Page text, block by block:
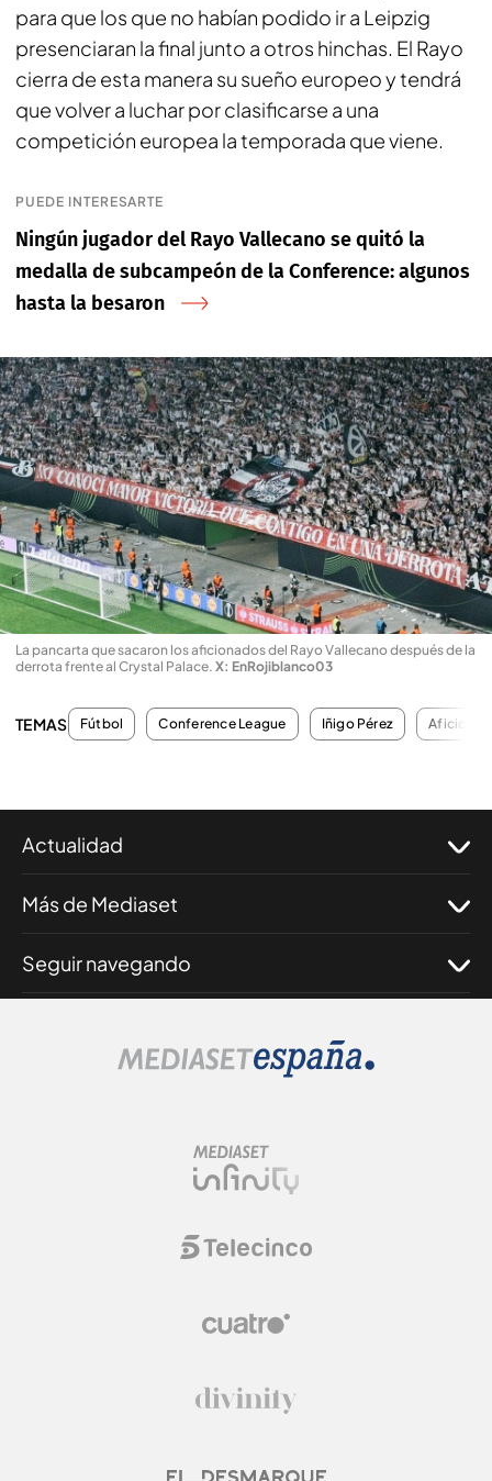
para que los que no habían podido ir a Leipzig
presenciaran la final junto a otros hinchas. El Rayo
cierra de esta manera su sueño europeo y tendrá
que volver a luchar por clasificarse a una
competición europea la temporada que viene.
PUEDE INTERESARTE
Ningún jugador del Rayo Vallecano se quitó la
medalla de subcampeón de la Conference: algunos
hasta la besaron
La pancarta que sacaron los aficionados del Rayo Vallecano después de la
derrota frente al Crystal Palace. X: EnRojiblanco03
TEMAS Fútbol Conference League Iñigo Pérez
Actualidad
Más de Mediaset
Seguir navegando